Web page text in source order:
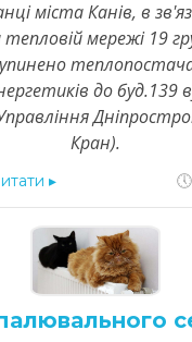
міста Канів, в
мережі 19
до буд.139
Кран).
▸